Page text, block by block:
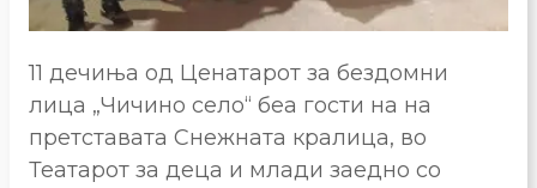
11 дечиња од Ценатарот за бездомни
лица „Чичино село“ беа гости на на
претставата Снежната кралица, во
Театарот за деца и млади заедно со